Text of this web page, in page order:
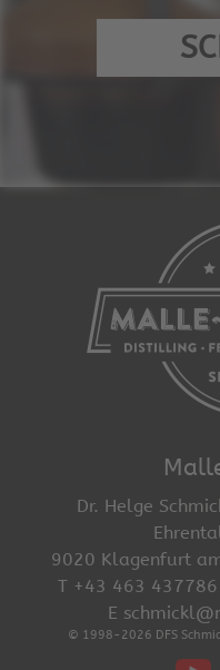
Dr. Helge
9020 Klagenfurt
T +43 463 437786
E
© 1998-2026 DFS